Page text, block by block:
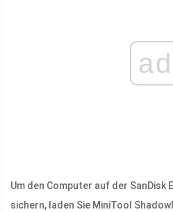
ad
Um den Computer auf der SanDisk
sichern, laden Sie MiniTool